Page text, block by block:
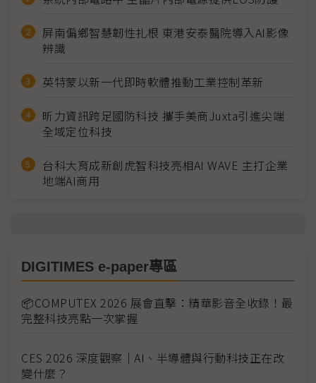
屏南偏鄉智慧韌性扎根 東港安泰醫院導入AI影像
辨識
英特蒙以新一代即時軟體推動工業控制革新
昕力資訊跨足國防科技 攜手美商Juxta引進尖端
全域定位科技
台科大育成新創虎智科技亮相AI WAVE 主打企業
地端AI商用
DIGITIMES e-paper專區
📦COMPUTEX 2026 展會直擊：精華影音全收錄！最
完整科技亮點一次掌握
CES 2026 深度觀察｜AI、半導體與行動科技正在改
變什麼？